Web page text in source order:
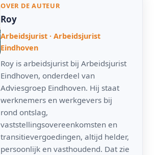
OVER DE AUTEUR
Roy
Arbeidsjurist · Arbeidsjurist
Eindhoven
Roy is arbeidsjurist bij Arbeidsjurist
Eindhoven, onderdeel van
Adviesgroep Eindhoven. Hij staat
werknemers en werkgevers bij
rond ontslag,
vaststellingsovereenkomsten en
transitievergoedingen, altijd helder,
persoonlijk en vasthoudend. Dat zie